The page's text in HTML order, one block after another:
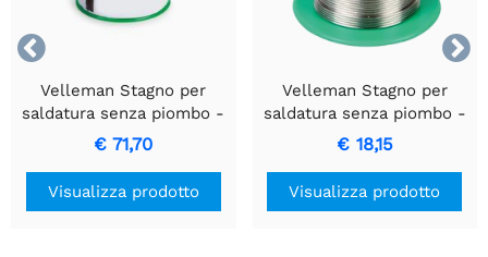


Velleman Stagno per
saldatura senza piombo -
0,8 mm - nucleo in resina
- 500 g
€ 71,70
Visualizza prodotto
Velleman Stagno per
saldatura senza piombo -
1 mm - nucleo in resina -
100 g
€ 18,15
Visualizza prodotto